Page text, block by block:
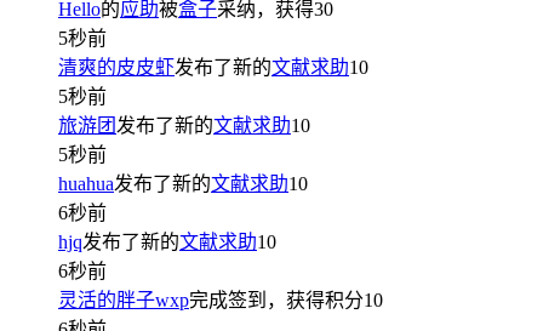
Hello的应助被盒子采纳，获得30
5秒前
清爽的皮皮虾发布了新的文献求助10
5秒前
旅游团 发布了新的文献求助10
5秒前
huahua发布了新的文献求助10
6秒前
hjq发布了新的文献求助10
6秒前
灵活的胖子wxp完成签到，获得积分10